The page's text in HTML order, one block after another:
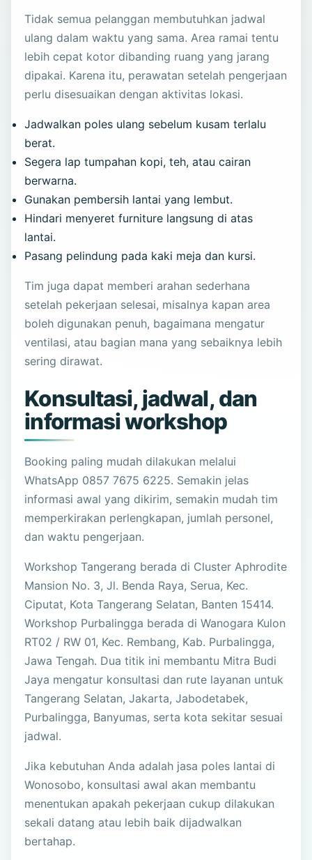
Tidak semua pelanggan membutuhkan jadwal
ulang dalam waktu yang sama. Area ramai tentu
lebih cepat kotor dibanding ruang yang jarang
dipakai. Karena itu, perawatan setelah pengerjaan
perlu disesuaikan dengan aktivitas lokasi.
Jadwalkan poles ulang sebelum kusam terlalu
berat.
Segera lap tumpahan kopi, teh, atau cairan
berwarna.
Gunakan pembersih lantai yang lembut.
Hindari menyeret furniture langsung di atas
lantai.
Pasang pelindung pada kaki meja dan kursi.
Tim juga dapat memberi arahan sederhana
setelah pekerjaan selesai, misalnya kapan area
boleh digunakan penuh, bagaimana mengatur
ventilasi, atau bagian mana yang sebaiknya lebih
sering dirawat.
Konsultasi, jadwal, dan
informasi workshop
Booking paling mudah dilakukan melalui
WhatsApp 0857 7675 6225. Semakin jelas
informasi awal yang dikirim, semakin mudah tim
memperkirakan perlengkapan, jumlah personel,
dan waktu pengerjaan.
Workshop Tangerang berada di Cluster Aphrodite
Mansion No. 3, Jl. Benda Raya, Serua, Kec.
Ciputat, Kota Tangerang Selatan, Banten 15414.
Workshop Purbalingga berada di Wanogara Kulon
RT02 / RW 01, Kec. Rembang, Kab. Purbalingga,
Jawa Tengah. Dua titik ini membantu Mitra Budi
Jaya mengatur konsultasi dan rute layanan untuk
Tangerang Selatan, Jakarta, Jabodetabek,
Purbalingga, Banyumas, serta kota sekitar sesuai
jadwal.
Jika kebutuhan Anda adalah jasa poles lantai di
Wonosobo, konsultasi awal akan membantu
menentukan apakah pekerjaan cukup dilakukan
sekali datang atau lebih baik dijadwalkan
bertahap.